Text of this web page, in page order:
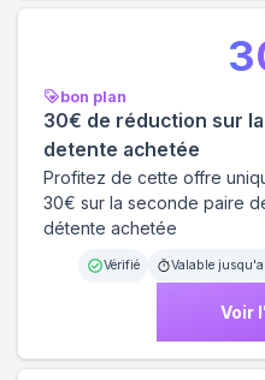
bon plan
30€ de réduction sur
detente achetée
Profitez de cette offre
30€ sur la seconde paire
détente achetée
Vérifié Valable
Voir